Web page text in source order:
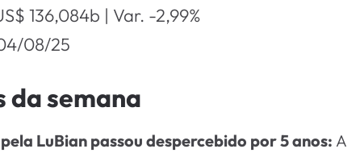
136,084b | Var. -2,99%
08/25
da semana
LuBian passou despercebido por 5 anos: A